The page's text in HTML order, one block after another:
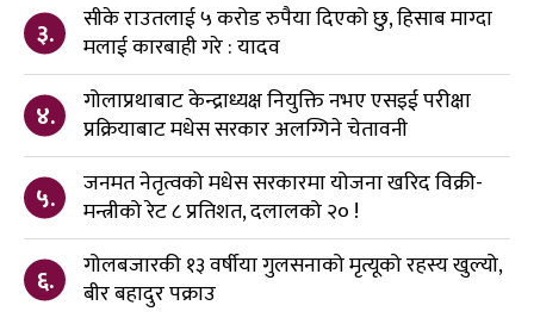
३.
सीके राउतलाई ५ करोड रुपैया दिएको छु, हिसाब माग्दा
मलाई कारबाही गरे : यादव
४.
गोलाप्रथाबाट केन्द्राध्यक्ष नियुक्ति नभए एसइई परीक्षा
प्रक्रियाबाट मधेस सरकार अलग्गिने चेतावनी
५.
जनमत नेतृत्वको मधेस सरकारमा योजना खरिद विक्री-
मन्त्रीको रेट ८ प्रतिशत, दलालको २० !
६.
गोलबजारकी १३ वर्षीया गुलसनाको मृत्यूको रहस्य खुल्यो,
बीर बहादुर पक्राउ